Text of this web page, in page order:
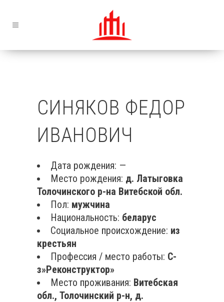
СИНЯКОВ ФЕДОР
ИВАНОВИЧ
Дата рождения: —
Место рождения: д. Латыговка
Толочинского р-на Витебской обл.
Пол: мужчина
Национальность: беларус
Социальное происхождение: из
крестьян
Профессия / место работы: С-
з»Реконструктор»
Место проживания: Витебская
обл., Толочинский р-н, д.